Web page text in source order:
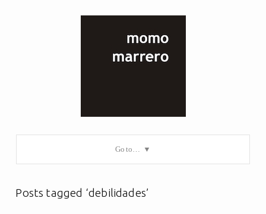
Go to…
Posts tagged ‘debilidades’